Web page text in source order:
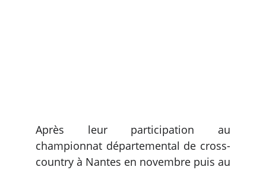
Après leur participation au
championnat départemental de cross-
country à Nantes en novembre puis au